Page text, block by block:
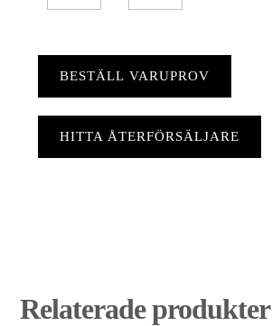
BESTÄLL VARUPROV
HITTA ÅTERFÖRSÄLJARE
Relaterade produkter